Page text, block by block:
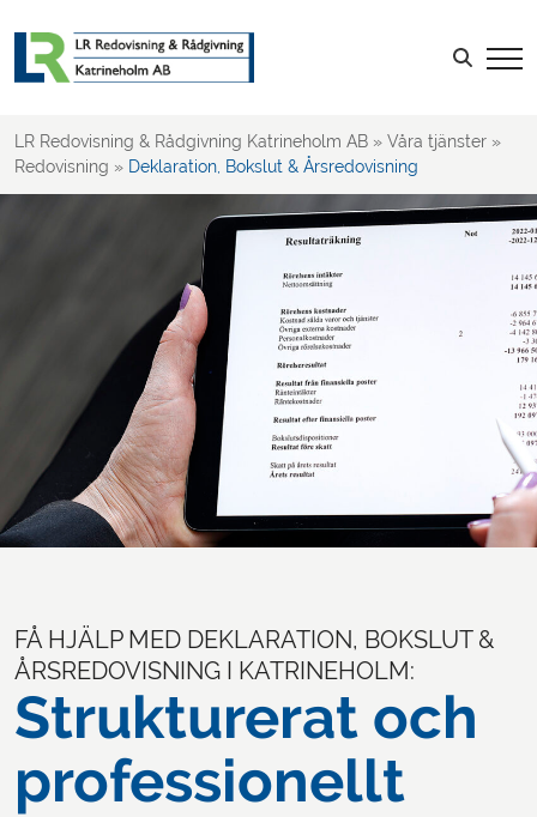
Leverantörsfakturor
Kundfakturor
Projektredovisning
Kalkyler & Budget
Rapportering & Uppföljning
Deklaration, Bokslut & Årsredovisning
Rådgivning kring redovisning
Rådgivning
Sök efter:
LR Redovisning & Rådgivning Katrineholm AB » Våra tjänster »
Redovisning » Deklaration, Bokslut & Årsredovisning
FÅ HJÄLP MED DEKLARATION, BOKSLUT &
ÅRSREDOVISNING I KATRINEHOLM:
Strukturerat och
professionellt